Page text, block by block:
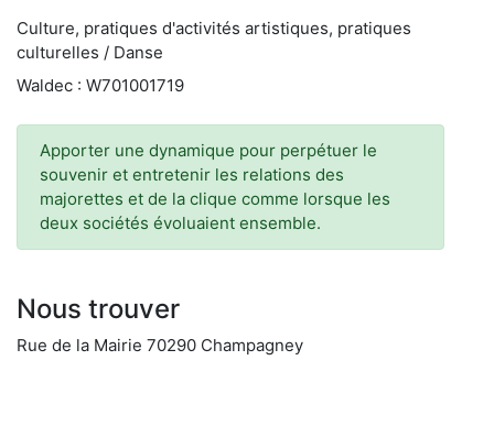
Culture, pratiques d'activités artistiques, pratiques
culturelles / Danse
Waldec : W701001719
Apporter une dynamique pour perpétuer le
souvenir et entretenir les relations des
majorettes et de la clique comme lorsque les
deux sociétés évoluaient ensemble.
Nous trouver
Rue de la Mairie 70290 Champagney